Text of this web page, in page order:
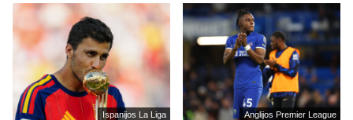
Ispanijos La Liga Anglijos Premier League